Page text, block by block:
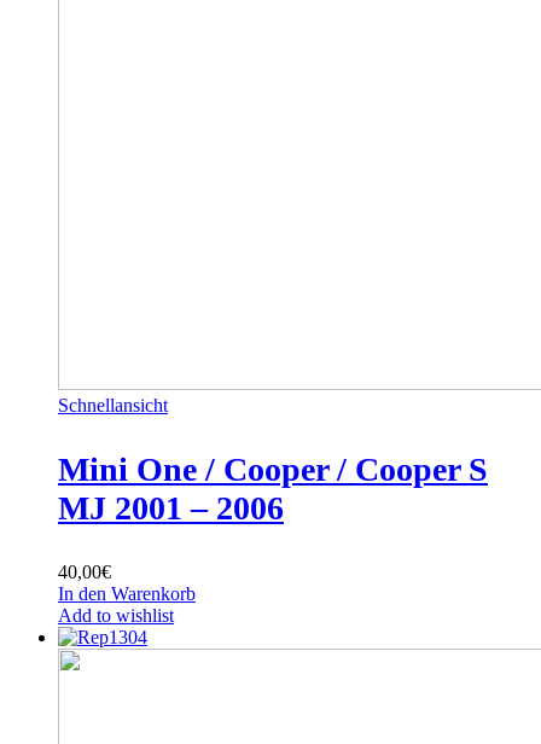
Schnellansicht
Mini One / Cooper / Cooper S
MJ 2001 – 2006
40,00€
In den Warenkorb
Add to wishlist